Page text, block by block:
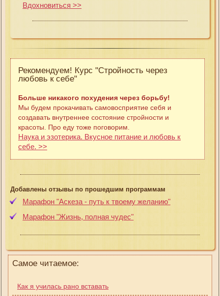
Вдохновиться >>
Рекомендуем! Курс "Стройность через
любовь к себе"
Больше никакого похудения через борьбу!
Мы будем прокачивать самовосприятие себя и
создавать внутреннее состояние стройности и
красоты. Про еду тоже поговорим.
Наука и эзотерика. Вкусное питание и любовь к
себе. >>
Добавлены отзывы по прошедшим программам
Марафон "Аскеза - путь к твоему желанию"
Марафон "Жизнь, полная чудес"
Самое читаемое:
Как я училась рано вставать